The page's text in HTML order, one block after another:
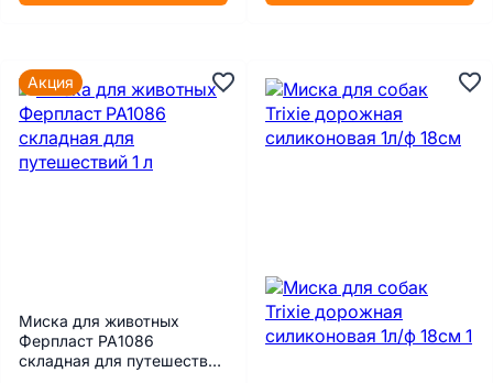
Миска для животных
Ферпласт РА1086
складная для путешествий
Акция